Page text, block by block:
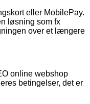
eller MobilePay.
løsning som fx
over et længere
online webshop
betingelser, det er